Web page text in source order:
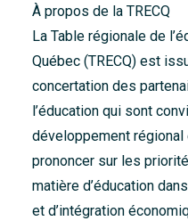
À propos de la TRECQ
La Table régionale de
Québec (TRECQ) est
concertation des
l’éducation qui sont
développement régional
prononcer sur les
matière d’éducation
et d’intégration